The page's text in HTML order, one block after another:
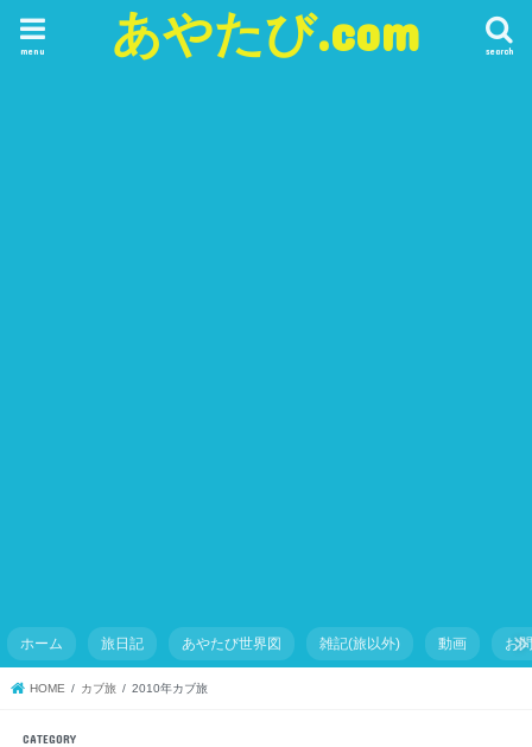
あやたび.com search
menu
ホーム 旅日記 あやたび世界図 雑記(旅以外) 動画 お
HOME カブ旅 2010年カブ旅